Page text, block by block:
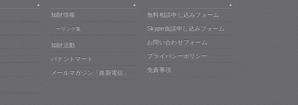
知財情報
ーリンク集
知財活動
パテントマート
メールマガジン「維新電信」
無料相談申し込みフォーム
Skype面談申し込みフォーム
お問い合わせフォーム
プライバシーポリシー
免責事項